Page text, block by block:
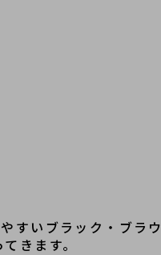
すいブラック・ブラ
きます。